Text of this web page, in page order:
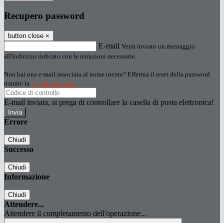
Recupero password
button close ×
E-mail Verrà inviato un messaggio
all'indirizzo indicato con le istruzioni necessarie.
Non hai una e-mail associata al nome utente? Effettua il reset della password
tramite la Login Spaggiari
E-mail inviata, si prega di controllare la casella di posta elettronica!
Errore
Chiudi
Successo
Chiudi
Informazione
Chiudi
Attendere...
Attendere il completamento dell'operazione...